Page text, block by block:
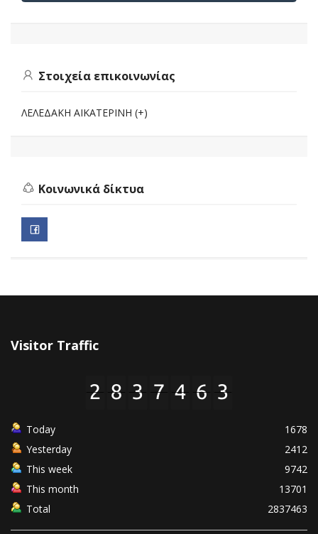
Στοιχεία επικοινωνίας
ΛΕΛΕΔΑΚΗ ΑΙΚΑΤΕΡΙΝΗ (+)
Κοινωνικά δίκτυα
Visitor Traffic
Today
1678
Yesterday
2412
This week
9742
This month
13701
Total
2837463